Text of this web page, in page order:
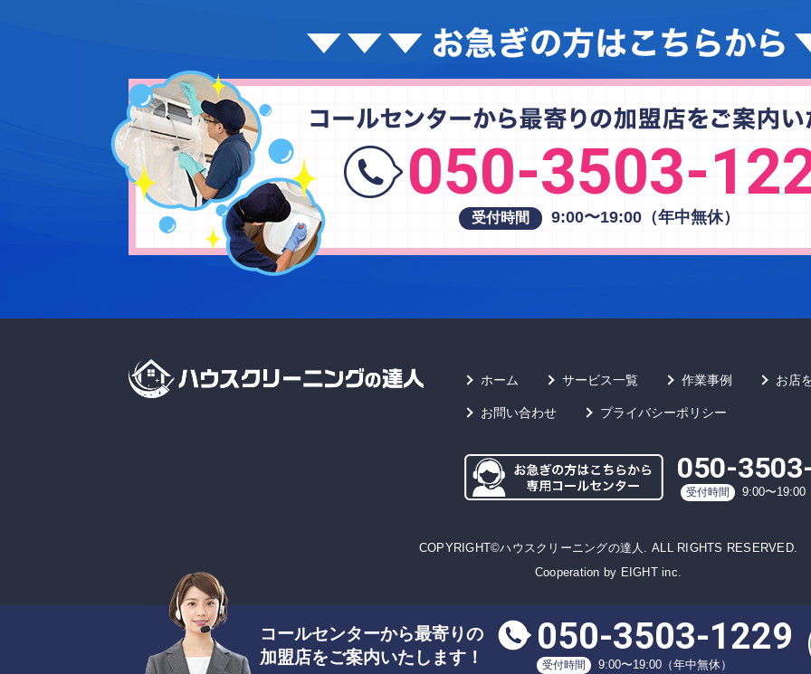
050-3503-
受付時間 9:00〜19:00（年中無休）
ホーム サービス一覧 作業事例 お店
お問い合わせ プライバシーポリシー
050-
受付時間 9:00〜19:00
COPYRIGHT©ハウスクリーニングの達人. ALL RIGHTS RESERVED.
Cooperation by EIGHT inc.
コールセンターから最寄りの
加盟店をご案内いたします！
050-3503-1229
受付時間 9:00〜19:00（年中無休）